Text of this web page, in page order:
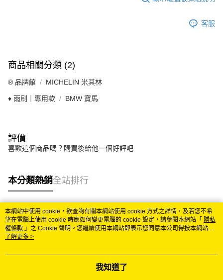
客服
商品相關分類 (2)
®️ 品牌館 MICHELIN 米其林
♦️ 雨刷｜專用款 BMW 寶馬
評價
喜歡這個商品嗎？購買後給他一個好評吧
本分類熱銷全站排行
熱門標籤
本網站中使用 cookie，欲查詢有關本網站使用 cookie 方式之詳情，及若您不希
望在電腦上使用 cookie 時應如何變更電腦的 cookie 設定，請參閱本網站「 隱私
權條款 」之 Cookie 聲明。您繼續使用本網站即表示您同意本公司得按本網站使
用條款之 Cookie 聲明使用 cookie。
了解更多 >
我知道了